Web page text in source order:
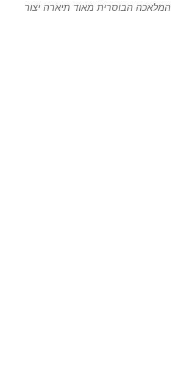
המלאכה הבוסרית מאוד תיארה יצור